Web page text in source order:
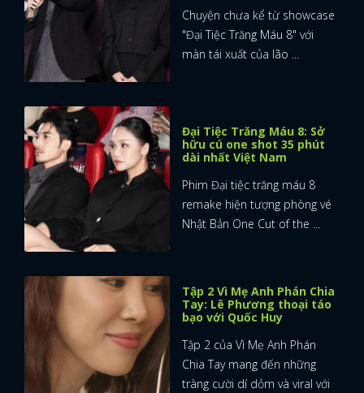
GOOGLE
Chuyện chưa kể từ showcase
"Đại Tiệc Trăng Máu 8" với
màn tái xuất của lão ...
Đại Tiệc Trăng Máu 8: Sở
hữu cú one shot 35 phút
dài nhất Việt Nam
Phim Đại tiệc trăng máu 8
remake hiện tượng phòng vé
Nhật Bản One Cut of the ...
Tập 2 Vì Mẹ Anh Phán Chia
Tay: Lê Phương thoại táo
bạo với Quốc Huy
Tập 2 của Vì Mẹ Anh Phán
Chia Tay mang đến những
tràng cười dí dỏm và viral với